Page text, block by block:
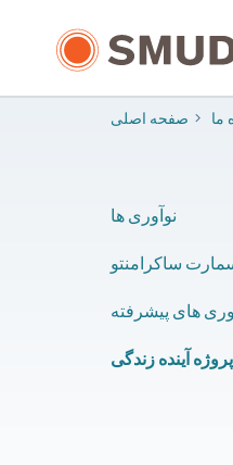
صفحه اصلی ما
نوآوری ها
ساکرامنتو
های پیشرفته
آینده زندگی